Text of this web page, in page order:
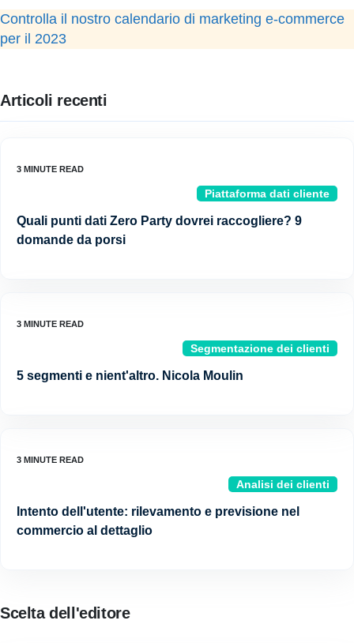
Controlla il nostro calendario di marketing e-commerce
per il 2023
Articoli recenti
Piattaforma dati cliente
Quali punti dati Zero Party dovrei raccogliere? 9
domande da porsi
Segmentazione dei clienti
5 segmenti e nient'altro. Nicola Moulin
Analisi dei clienti
Intento dell'utente: rilevamento e previsione nel
commercio al dettaglio
Scelta dell'editore